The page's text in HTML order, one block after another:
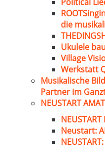
die
Ukulele
Village
Werkstatt
Musikalische
Partner im
NEUSTART
Neustart: